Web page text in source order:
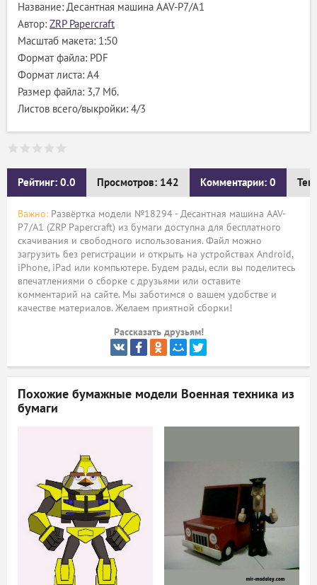
Название: Десантная машина AAV-P7/A1
Автор: ZRP Papercraft
Масштаб макета: 1:50
Формат файла: PDF
Формат листа: А4
Размер файла: 3,7 Мб.
Листов всего/выкройки: 4/3
Рейтинг: 0.0 Просмотров: 142 Комментарии: 0
Важно: Развёртка модели №18294 - Десантная машина AAV-
P7/A1 (ZRP Papercraft) из бумаги доступна для бесплатного
скачивания и свободного использования. Файл можно
загрузить без регистрации и открыть на устройствах Android,
iPhone, iPad или компьютере. Будем рады, если вы поделитесь
впечатлениями о сборке с друзьями или оставите
комментарий на сайте. Мы заботимся о вашем удобстве и
качестве материалов. Желаем приятной сборки!
Рассказать друзьям!
Похожие бумажные модели Военная техника из
бумаги